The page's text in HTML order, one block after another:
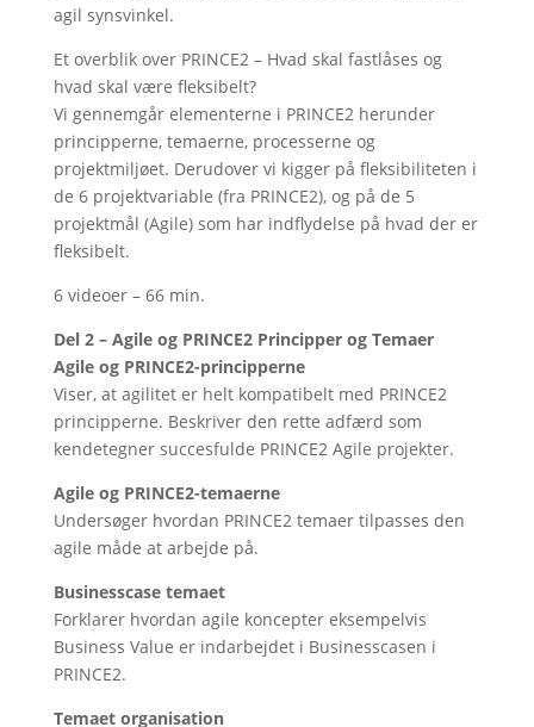
agil synsvinkel.
Et overblik over PRINCE2 – Hvad skal fastlåses og
hvad skal være fleksibelt?
Vi gennemgår elementerne i PRINCE2 herunder
principperne, temaerne, processerne og
projektmiljøet. Derudover vi kigger på fleksibiliteten i
de 6 projektvariable (fra PRINCE2), og på de 5
projektmål (Agile) som har indflydelse på hvad der er
fleksibelt.
6 videoer – 66 min.
Del 2 – Agile og PRINCE2 Principper og Temaer
Agile og PRINCE2-principperne
Viser, at agilitet er helt kompatibelt med PRINCE2
principperne. Beskriver den rette adfærd som
kendetegner succesfulde PRINCE2 Agile projekter.
Agile og PRINCE2-temaerne
Undersøger hvordan PRINCE2 temaer tilpasses den
agile måde at arbejde på.
Businesscase temaet
Forklarer hvordan agile koncepter eksempelvis
Business Value er indarbejdet i Businesscasen i
PRINCE2.
Temaet organisation